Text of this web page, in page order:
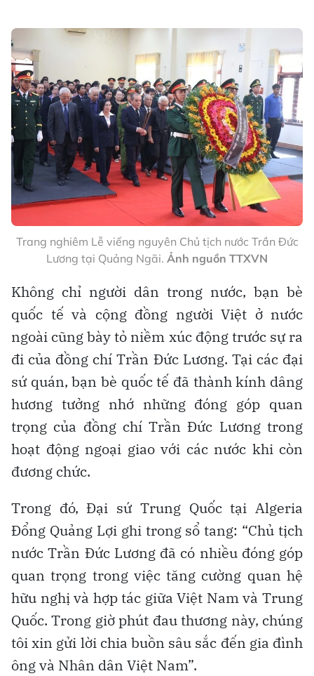
Trang nghiêm Lễ viếng nguyên Chủ tịch nước Trần Đức
Lương tại Quảng Ngãi. Ảnh nguồn TTXVN
Không chỉ người dân trong nước, bạn bè
quốc tế và cộng đồng người Việt ở nước
ngoài cũng bày tỏ niềm xúc động trước sự ra
đi của đồng chí Trần Đức Lương. Tại các đại
sứ quán, bạn bè quốc tế đã thành kính dâng
hương tưởng nhớ những đóng góp quan
trọng của đồng chí Trần Đức Lương trong
hoạt động ngoại giao với các nước khi còn
đương chức.
Trong đó, Đại sứ Trung Quốc tại Algeria
Đổng Quảng Lợi ghi trong sổ tang: “Chủ tịch
nước Trần Đức Lương đã có nhiều đóng góp
quan trọng trong việc tăng cường quan hệ
hữu nghị và hợp tác giữa Việt Nam và Trung
Quốc. Trong giờ phút đau thương này, chúng
tôi xin gửi lời chia buồn sâu sắc đến gia đình
ông và Nhân dân Việt Nam”.